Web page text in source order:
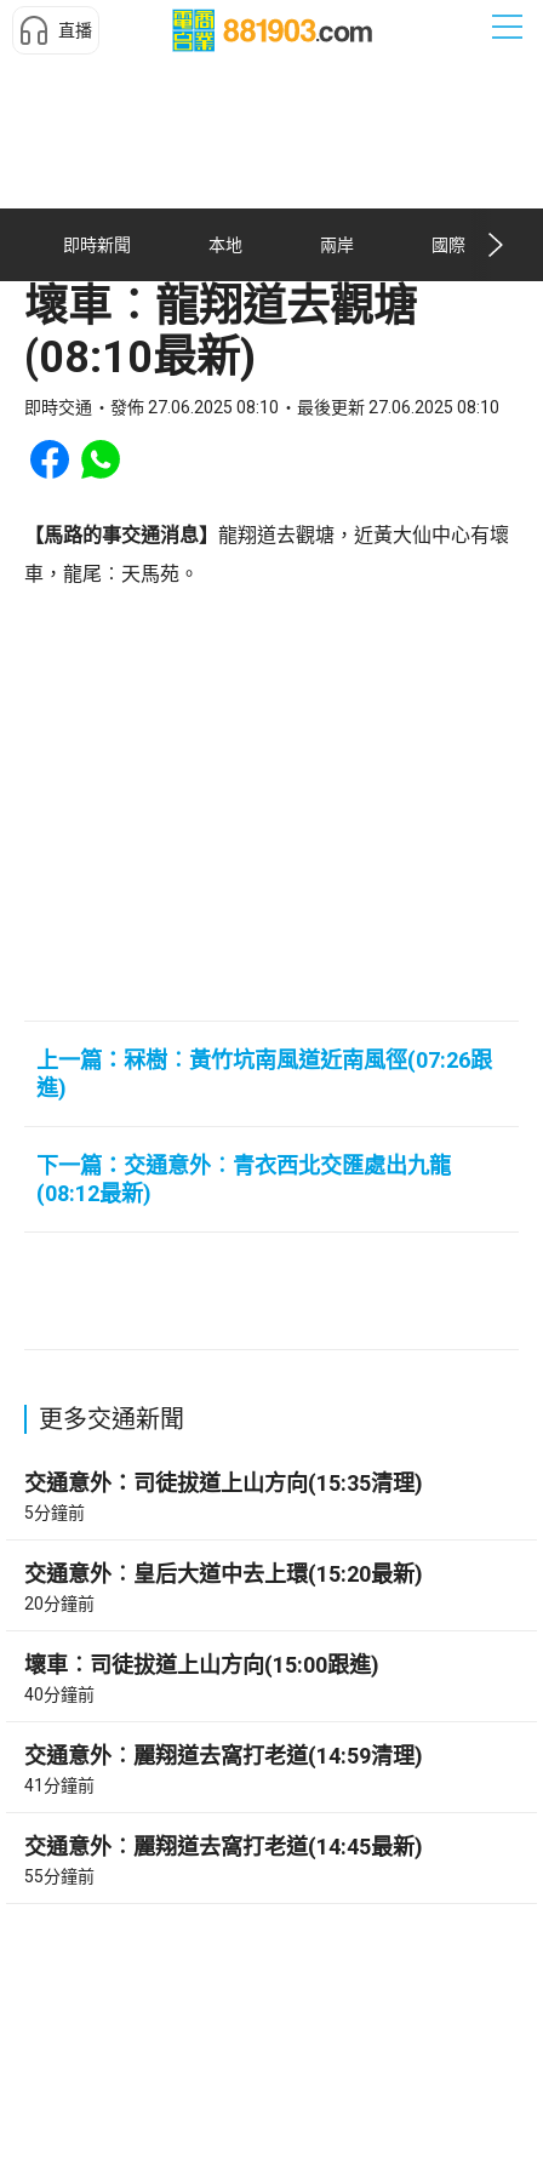
直播
即時新聞 本地 兩岸 國際
壞車︰龍翔道去觀塘
(08:10最新)
即時交通 發佈 27.06.2025 08:10 最後更新 27.06.2025 08:10
Share to Facebook
Share to WhatsApp
【馬路的事交通消息】 龍翔道去觀塘，近黃大仙中心有壞
車，龍尾︰天馬苑。
上一篇：冧樹︰黃竹坑南風道近南風徑(07:26跟
進)
下一篇：交通意外︰青衣西北交匯處出九龍
(08:12最新)
更多交通新聞
交通意外：司徒拔道上山方向(15:35清理)
5分鐘前
交通意外︰皇后大道中去上環(15:20最新)
20分鐘前
壞車︰司徒拔道上山方向(15:00跟進)
40分鐘前
交通意外︰麗翔道去窩打老道(14:59清理)
41分鐘前
交通意外︰麗翔道去窩打老道(14:45最新)
55分鐘前